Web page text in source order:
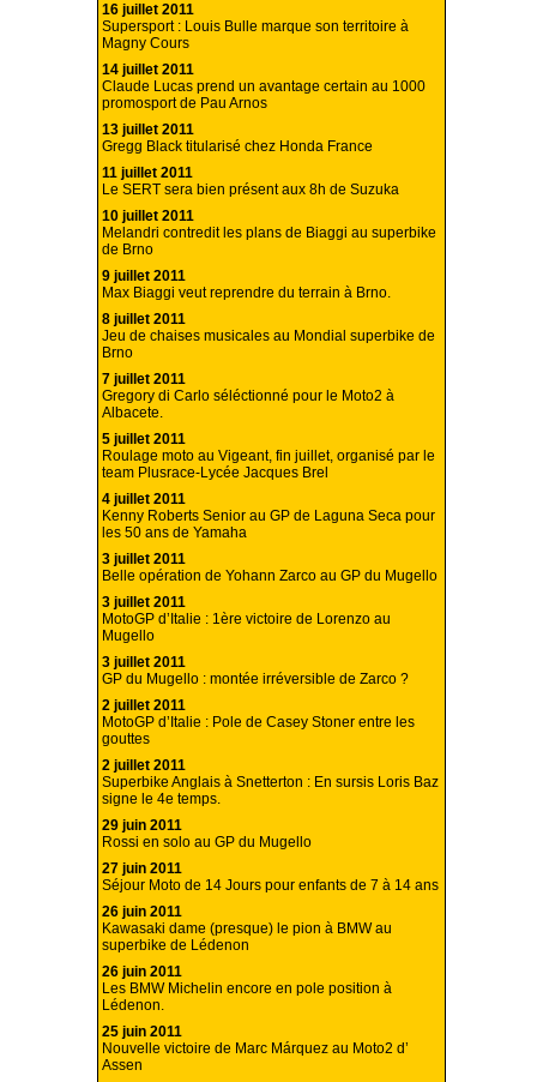
16 juillet 2011
Supersport : Louis Bulle marque son territoire à
Magny Cours
14 juillet 2011
Claude Lucas prend un avantage certain au 1000
promosport de Pau Arnos
13 juillet 2011
Gregg Black titularisé chez Honda France
11 juillet 2011
Le SERT sera bien présent aux 8h de Suzuka
10 juillet 2011
Melandri contredit les plans de Biaggi au superbike
de Brno
9 juillet 2011
Max Biaggi veut reprendre du terrain à Brno.
8 juillet 2011
Jeu de chaises musicales au Mondial superbike de
Brno
7 juillet 2011
Gregory di Carlo séléctionné pour le Moto2 à
Albacete.
5 juillet 2011
Roulage moto au Vigeant, fin juillet, organisé par le
team Plusrace-Lycée Jacques Brel
4 juillet 2011
Kenny Roberts Senior au GP de Laguna Seca pour
les 50 ans de Yamaha
3 juillet 2011
Belle opération de Yohann Zarco au GP du Mugello
3 juillet 2011
MotoGP d’Italie : 1ère victoire de Lorenzo au
Mugello
3 juillet 2011
GP du Mugello : montée irréversible de Zarco ?
2 juillet 2011
MotoGP d’Italie : Pole de Casey Stoner entre les
gouttes
2 juillet 2011
Superbike Anglais à Snetterton : En sursis Loris Baz
signe le 4e temps.
29 juin 2011
Rossi en solo au GP du Mugello
27 juin 2011
Séjour Moto de 14 Jours pour enfants de 7 à 14 ans
26 juin 2011
Kawasaki dame (presque) le pion à BMW au
superbike de Lédenon
26 juin 2011
Les BMW Michelin encore en pole position à
Lédenon.
25 juin 2011
Nouvelle victoire de Marc Márquez au Moto2 d’
Assen